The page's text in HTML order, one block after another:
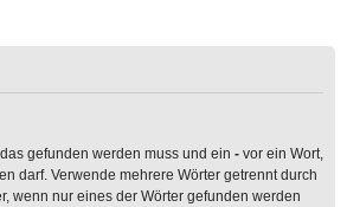
gefunden werden muss und ein - vor ein Wort,
darf. Verwende mehrere Wörter getrennt durch
wenn nur eines der Wörter gefunden werden